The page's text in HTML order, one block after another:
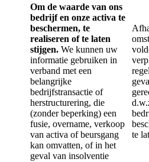
Om de waarde van ons
bedrijf en onze activa te
beschermen, te
realiseren of te laten
stijgen. We kunnen uw
informatie gebruiken in
verband met een
belangrijke
bedrijfstransactie of
herstructurering, die
(zonder beperking) een
fusie, overname, verkoop
van activa of beursgang
kan omvatten, of in het
geval van insolventie
te